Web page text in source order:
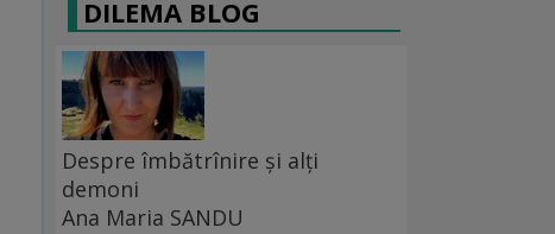
DILEMA BLOG
Despre îmbătrînire și alți
demoni
Ana Maria SANDU